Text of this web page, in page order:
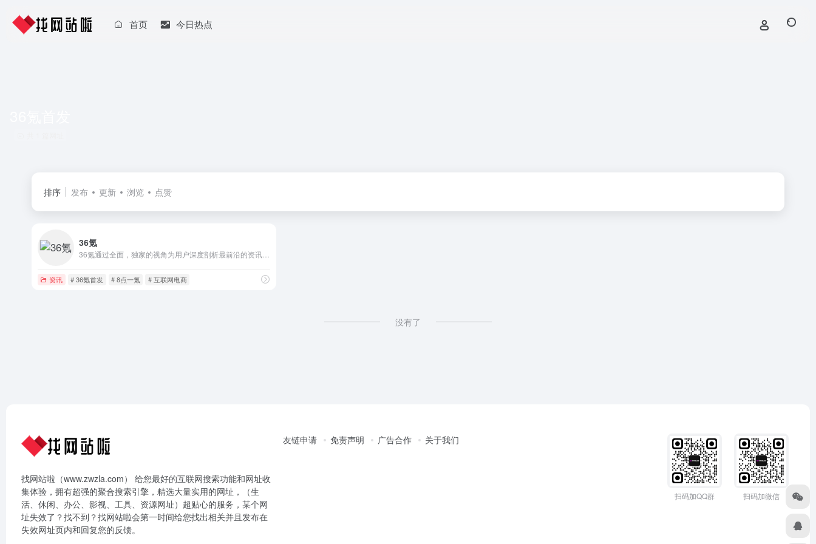
首页 今日热点
排序 发布 更新 浏览 点赞
36氪
资讯 # 36氪首发 # 8点一氪 # 互联网电商
没有了
找网站啦（www.zwzla.com） 给您最好的互联网搜索功能和网址收
集体验，拥有超强的聚合搜索引擎，精选大量实用的网址，（生
活、休闲、办公、影视、工具、资源网址）超贴心的服务，某个网
址失效了？找不到？找网站啦会第一时间给您找出相关并且发布在
失效网址页内和回复您的反馈。
友链申请 免责声明 广告合作 关于我们
扫码加QQ群 扫码加微信